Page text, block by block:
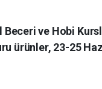
ve Hobi
ürünler, 23-25